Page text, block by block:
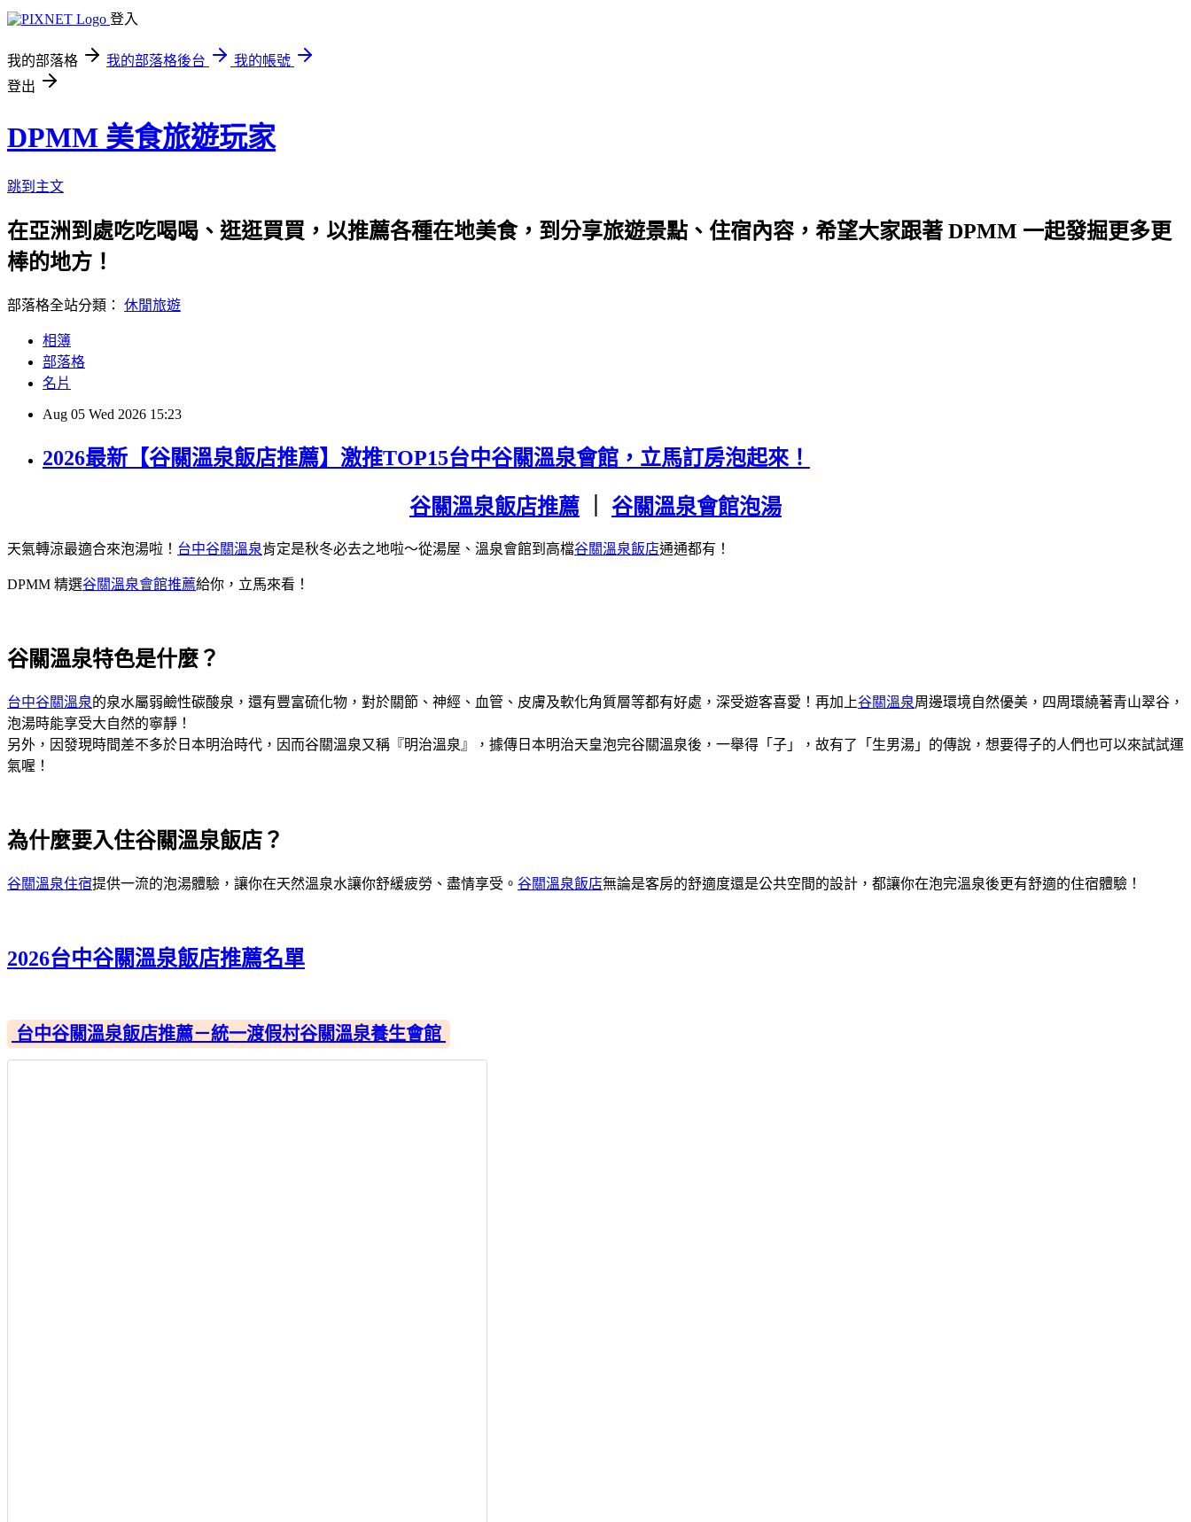
登入
我的部落格 我的部落格後台
我的帳號
登出
DPMM 美食旅遊玩家
跳到主文
在亞洲到處吃吃喝喝、逛逛買買，以推薦各種在地美食，到分享旅遊景點、住宿內容，希望大家跟著 DPMM 一起發掘更多更
棒的地方！
部落格全站分類： 休閒旅遊
相簿
部落格
名片
Aug 05 Wed 2026 15:23
2026最新【谷關溫泉飯店推薦】激推TOP15台中谷關溫泉會館，立馬訂房泡起來！
谷關溫泉飯店推薦 谷關溫泉會館泡湯
天氣轉涼最適合來泡湯啦！ 台中谷關溫泉肯定是秋冬必去之地啦～從湯屋、溫泉會館到高檔谷關溫泉飯店通通都有！
DPMM 精選谷關溫泉會館推薦給你，立馬來看！
谷關溫泉特色是什麼？
台中谷關溫泉的泉水屬弱鹼性碳酸泉，還有豐富硫化物，對於關節、神經、血管、皮膚及軟化角質層等都有好處，深受遊客喜愛！再加上谷關溫泉周邊環境自然優美，四周環繞著青山翠谷，
泡湯時能享受大自然的寧靜！
另外，因發現時間差不多於日本明治時代，因而谷關溫泉又稱『明治溫泉』，據傳日本明治天皇泡完谷關溫泉後，一舉得「子」，故有了「生男湯」的傳說，想要得子的人們也可以來試試運
氣喔！
為什麼要入住谷關溫泉飯店？
谷關溫泉住宿提供一流的泡湯體驗，讓你在天然溫泉水讓你舒緩疲勞、盡情享受。 谷關溫泉飯店無論是客房的舒適度還是公共空間的設計，都讓你在泡完溫泉後更有舒適的住宿體驗！
2026台中谷關溫泉飯店推薦名單
台中谷關溫泉飯店推薦－統一渡假村谷關溫泉養生會館